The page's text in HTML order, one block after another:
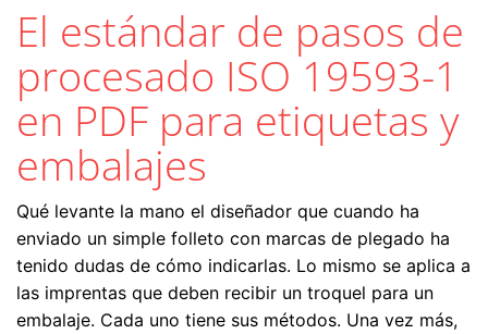
El estándar de pasos de
procesado ISO 19593-1
en PDF para etiquetas y
embalajes
Qué levante la mano el diseñador que cuando ha
enviado un simple folleto con marcas de plegado ha
tenido dudas de cómo indicarlas. Lo mismo se aplica a
las imprentas que deben recibir un troquel para un
embalaje. Cada uno tiene sus métodos. Una vez más,